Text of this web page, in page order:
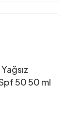
50 50 ml